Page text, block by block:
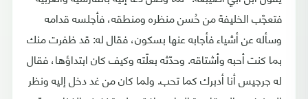
فتعجّب الخليفة من حُسن منظره ومنطقه، فأجلسه قدامه
وسأله عن أشياء فأجابه عنها بسكون، فقال له: قد ظفرت منك
بما كنت أحبه وأشتاقه. وحدّثه بعلّته وكيف كان ابتداؤها، فقال
له جرجيس أنا أدبرك كما تحب. ولما كان من غد دخل إليه ونظر